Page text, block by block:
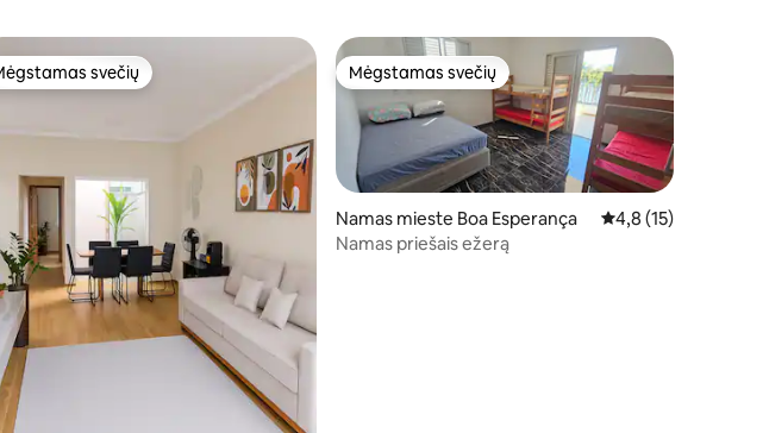
svečių
svečių Mėgstamas svečių
Mėgstamas svečių
Namas mieste Boa Esperança Vidutinis
4,8 (15)
Namas priešais ežerą